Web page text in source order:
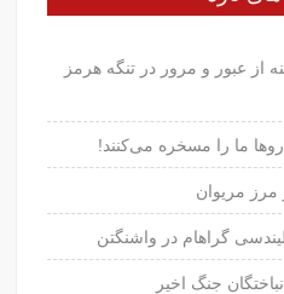
از عبور و مرور در تنگه هرمز
ما را مسخره می‌کنند!
مریوان
گراهام در واشنگتن
جنگ اخیر